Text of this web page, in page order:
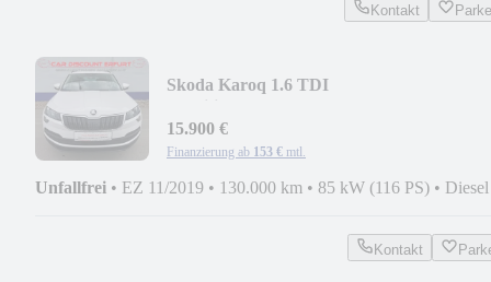
Kontakt
Skoda Karoq 1.6 TDI
15.900 €
Finanzierung ab 153 € mtl.
Unfallfrei • EZ 11/2019 • 130.000 km • 85 kW (116 PS) • Diesel
Kontakt